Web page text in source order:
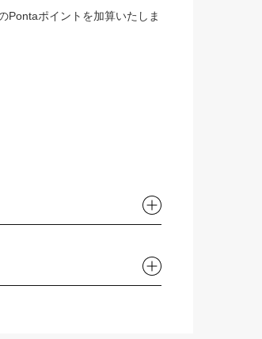
Pontaポイントを加算いたしま